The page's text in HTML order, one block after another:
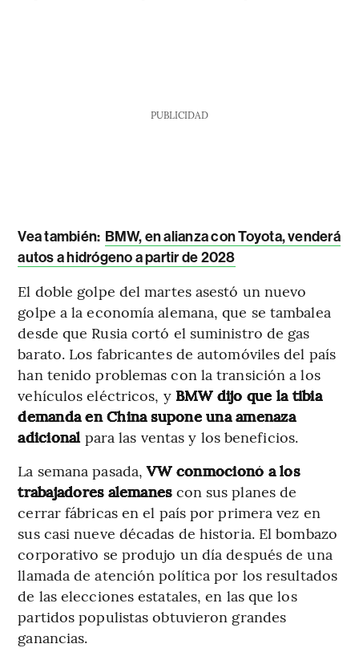
PUBLICIDAD
Vea también: BMW, en alianza con Toyota, venderá
autos a hidrógeno a partir de 2028
El doble golpe del martes asestó un nuevo
golpe a la economía alemana, que se tambalea
desde que Rusia cortó el suministro de gas
barato. Los fabricantes de automóviles del país
han tenido problemas con la transición a los
vehículos eléctricos, y BMW dijo que la tibia
demanda en China supone una amenaza
adicional para las ventas y los beneficios.
La semana pasada,VW conmocionó a los
trabajadores alemanescon sus planes de
cerrar fábricas en el país por primera vez en
sus casi nueve décadas de historia. El bombazo
corporativo se produjo un día después de una
llamada de atención política por los resultados
de las elecciones estatales, en las que los
partidos populistas obtuvieron grandes
ganancias.